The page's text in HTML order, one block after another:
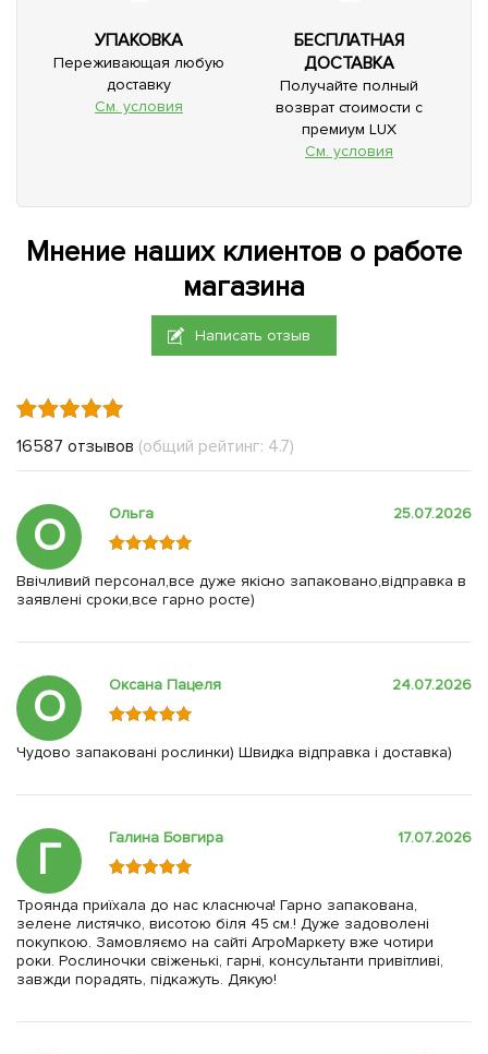
УПАКОВКА
Переживающая любую
доставку
См. условия
БЕСПЛАТНАЯ
ДОСТАВКА
Получайте полный
возврат стоимости с
премиум LUX
См. условия
Мнение наших клиентов о работе
магазина
Написать отзыв
16587 отзывов (общий рейтинг: 4.7)
О Ольга 25.07.2026
Ввічливий персонал,все дуже якісно запаковано,відправка в
заявлені сроки,все гарно росте)
О Оксана Пацеля 24.07.2026
Чудово запаковані рослинки) Швидка відправка і доставка)
Г Галина Бовгира 17.07.2026
Троянда приїхала до нас класнюча! Гарно запакована,
зелене листячко, висотою біля 45 см.! Дуже задоволені
покупкою. Замовляємо на сайті АгроМаркету вже чотири
роки. Рослиночки свіженькі, гарні, консультанти привітливі,
завжди порадять, підкажуть. Дякую!